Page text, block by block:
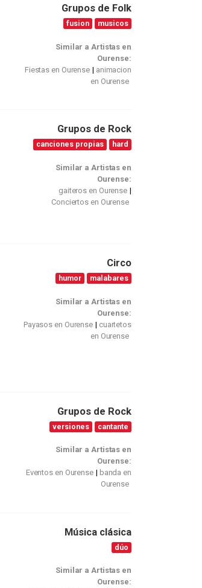
Grupos de Folk
fusion musicos
Similar a Artistas en
Ourense:
Fiestas en Ourense
animacion
en Ourense
Grupos de Rock
canciones propias hard
Similar a Artistas en
Ourense:
gaiteros en Ourense
Conciertos en Ourense
Circo
humor malabares
Similar a Artistas en
Ourense:
Payasos en Ourense
cuartetos
en Ourense
Grupos de Rock
versiones cantante
Similar a Artistas en
Ourense:
Eventos en Ourense
banda en
Ourense
Música clásica
dúo
Similar a Artistas en
Ourense: